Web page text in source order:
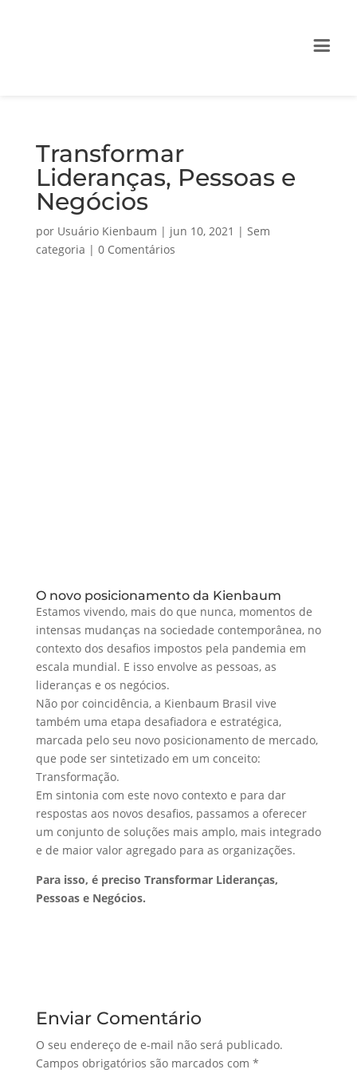
Transformar
Lideranças, Pessoas e
Negócios
por Usuário Kienbaum | jun 10, 2021 | Sem
categoria | 0 Comentários
O novo posicionamento da Kienbaum
Estamos vivendo, mais do que nunca, momentos de
intensas mudanças na sociedade contemporânea, no
contexto dos desafios impostos pela pandemia em
escala mundial. E isso envolve as pessoas, as
lideranças e os negócios.
Não por coincidência, a Kienbaum Brasil vive
também uma etapa desafiadora e estratégica,
marcada pelo seu novo posicionamento de mercado,
que pode ser sintetizado em um conceito:
Transformação.
Em sintonia com este novo contexto e para dar
respostas aos novos desafios, passamos a oferecer
um conjunto de soluções mais amplo, mais integrado
e de maior valor agregado para as organizações.
Para isso, é preciso Transformar Lideranças,
Pessoas e Negócios.
Enviar Comentário
O seu endereço de e-mail não será publicado.
Campos obrigatórios são marcados com *